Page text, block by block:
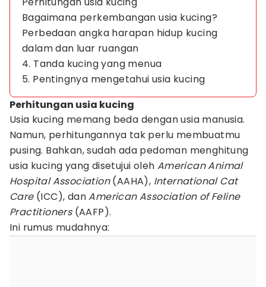
Bagaimana perkembangan usia kucing?
Perbedaan angka harapan hidup kucing
dalam dan luar ruangan
4. Tanda kucing yang menua
5. Pentingnya mengetahui usia kucing
Perhitungan usia kucing
Usia kucing memang beda dengan usia manusia.
Namun, perhitungannya tak perlu membuatmu
pusing. Bahkan, sudah ada pedoman menghitung
usia kucing yang disetujui oleh American Animal
Hospital Association(AAHA), International Cat
Care(ICC), danAmerican Association of Feline
Practitioners(AAFP).
Ini rumus mudahnya: